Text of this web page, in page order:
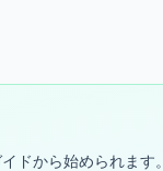
ドから始められます。